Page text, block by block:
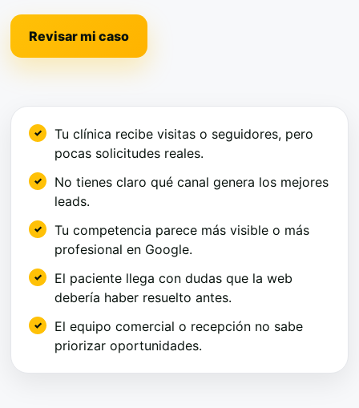
Revisar mi caso
Tu clínica recibe visitas o seguidores, pero
pocas solicitudes reales.
No tienes claro qué canal genera los mejores
leads.
Tu competencia parece más visible o más
profesional en Google.
El paciente llega con dudas que la web
debería haber resuelto antes.
El equipo comercial o recepción no sabe
priorizar oportunidades.